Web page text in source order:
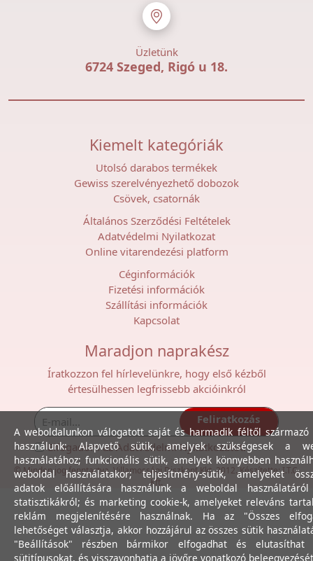
Üzletünk
6724 Szeged, Rigó u 18.
Kiemelt kategóriák
Utolsó darabos termékek
Gewiss szerelvényezhető dobozok
Csövek, csatornák
Általános Szerződési Feltételek
Adatvédelmi Nyilatkozat
Online vitarendezési platform
Céginformációk
Fizetési információk
Szállítási információk
Kapcsolat
Maradjon naprakész
Íratkozzon fel hírlevelünkre, hogy első kézből
értesülhessen legfrissebb akcióinkról
Feliratkozás
Elfogadom azAdatvédelmi Nyilatkozatot.
© Minden jog fenntartva. Villamossági Diszkont Kkt. 2012. Készítette:I.T.C.
Kft.
A weboldalunkon válogatott saját és harmadik féltől származó
használunk: Alapvető sütik, amelyek szükségesek a
használatához; funkcionális sütik, amelyek könnyebben
weboldal használatakor; teljesítmény-sütik, amelyeket
adatok előállítására használunk a weboldal
statisztikákról; és marketing cookie-k, amelyeket releváns
reklám megjelenítésére használnak. Ha az "Összes
lehetőséget választja, akkor hozzájárul az összes sütik
"Beállítások" részben bármikor elfogadhat és elutasíthat
sütitípusokat, és visszavonhatja a jövőre vonatkozó